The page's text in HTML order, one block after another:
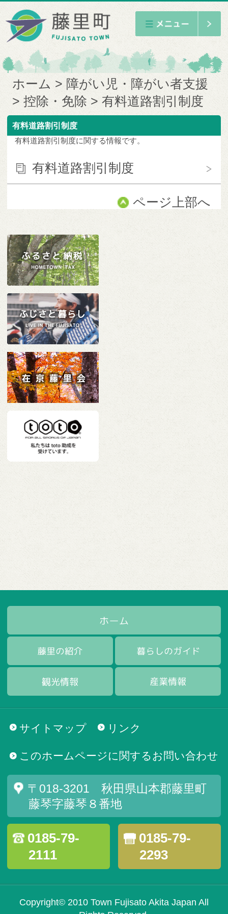
ホーム
障がい児・障がい者支援
控除・免除
有料道路割引制度
有料道路割引制度
有料道路割引制度に関する情報です。
有料道路割引制度
ページ上部へ
サイトマップ リンク
このホームページに関するお問い合わせ
〒018-3201 秋田県山本郡藤里町
藤琴字藤琴８番地
0185-79-
2111
0185-79-
2293
Copyright© 2010 Town Fujisato Akita Japan All